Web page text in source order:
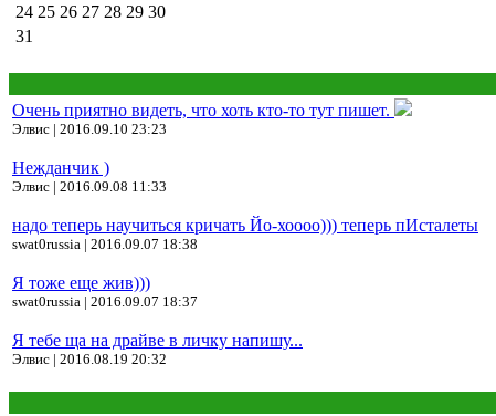
24 25 26 27 28 29 30
31
Очень приятно видеть, что хоть кто-то тут пишет.
Элвис | 2016.09.10 23:23
Нежданчик )
Элвис | 2016.09.08 11:33
надо теперь научиться кричать Йо-хоооо))) теперь пИсталеты
swat0russia | 2016.09.07 18:38
Я тоже еще жив)))
swat0russia | 2016.09.07 18:37
Я тебе ща на драйве в личку напишу...
Элвис | 2016.08.19 20:32